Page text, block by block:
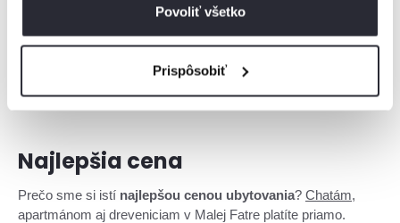
Povoliť všetko
Prispôsobiť
ubytovanie v Malej Fatre
súkromnom apartmáne s vírivkou. Je na vás, či sa necháte
hýčkať, alebo dáte prednosť zálesáckemu životu. Isté je však
Najlepšia cena
Prečo sme si istí najlepšou cenou ubytovania? Chatám,
apartmánom aj dreveniciam v Malej Fatre platíte priamo.